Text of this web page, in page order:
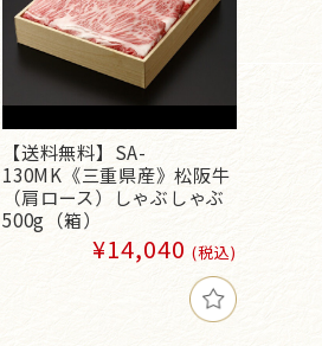
【送料無料】SA-
130MK《三重県産》松阪牛
（肩ロース）しゃぶしゃぶ
500g（箱）
¥14,040 (税込)